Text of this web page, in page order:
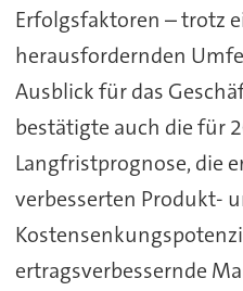
Erfolgsfaktoren – trotz
herausfordernden
Ausblick für das
bestätigte auch die für
Langfristprognose, die
verbesserten Produkt-
ertragsverbessernde